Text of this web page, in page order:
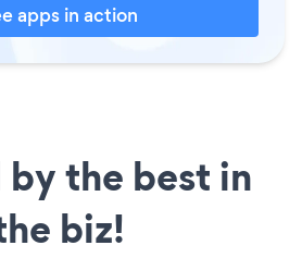
apps in action
the best in
biz!